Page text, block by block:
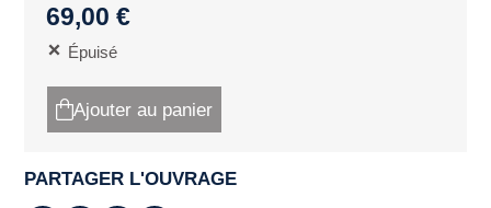
69,00 €
Épuisé
Ajouter au panier
PARTAGER L'OUVRAGE